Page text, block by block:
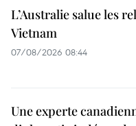
L’Australie salue les
Vietnam
07/08/2026 08:44
Une experte